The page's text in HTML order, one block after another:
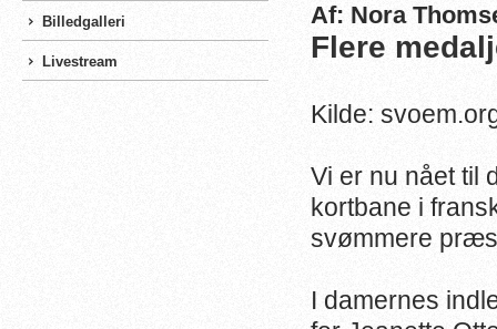
Billedgalleri
Livestream
Af: Nora
Flere
Kilde:
Vi er nu nået til
kortbane i
svømmere
I damernes